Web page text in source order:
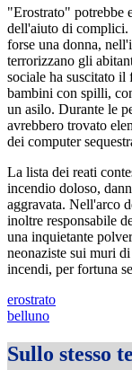
"Erostrato" potrebbe
dell'aiuto di complici.
forse una donna,
terrorizzano gli
sociale ha suscitato il
bambini con spilli,
un asilo. Durante le
avrebbero trovato
dei computer
La lista dei reati
incendio doloso,
aggravata. Nell'arco
inoltre responsabile
una inquietante
neonaziste sui muri
incendi, per fortuna
erostrato
belluno
Sullo stesso